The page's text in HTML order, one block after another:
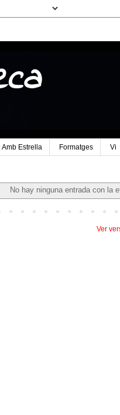
Amb Estrella Formatges Vi
No hay ninguna entrada con la
Ver